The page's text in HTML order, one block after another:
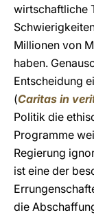
wirtschaftliche
Millionen von
haben.
Entscheidung
(Caritas in
Politik die
Programme
Regierung
ist eine der
die